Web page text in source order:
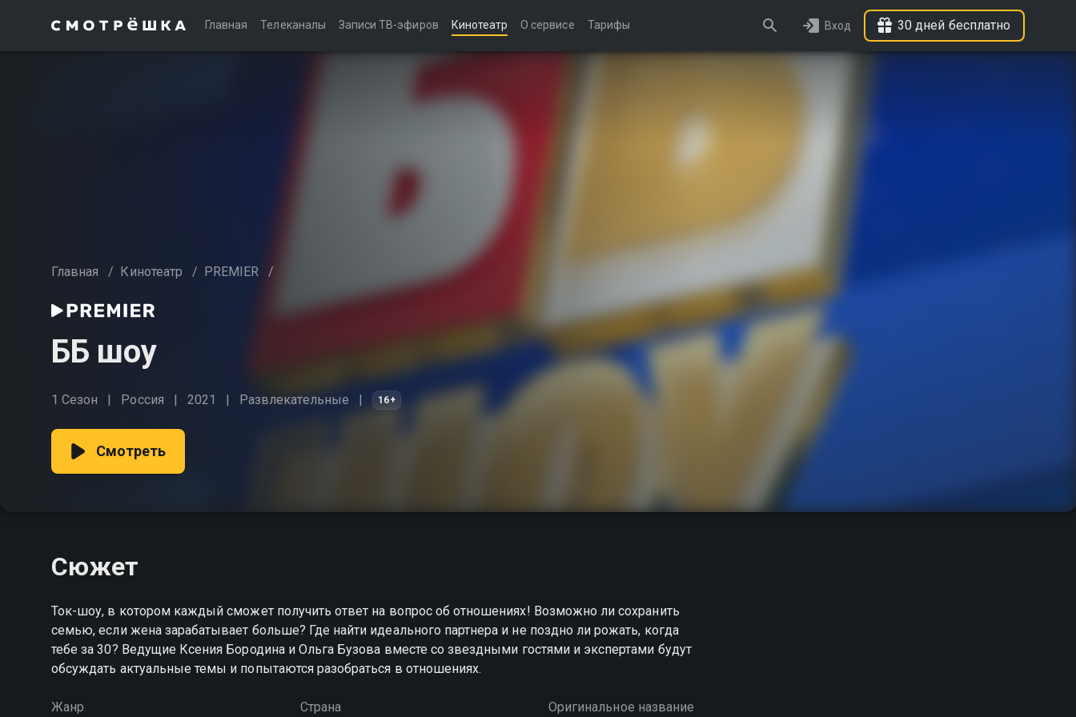
Главная Телеканалы Записи ТВ-эфиров Кинотеатр О сервисе Тарифы Вход 30 дней бесплатно
Главная / Кинотеатр / PREMIER /
ББ шоу
1 Сезон Россия 2021 Развлекательные 16+
Смотреть
Сюжет
Ток-шоу, в котором каждый сможет получить ответ на вопрос об отношениях! Возможно ли сохранить
семью, если жена зарабатывает больше? Где найти идеального партнера и не поздно ли рожать, когда
тебе за 30? Ведущие Ксения Бородина и Ольга Бузова вместе со звездными гостями и экспертами будут
обсуждать актуальные темы и попытаются разобраться в отношениях.
Жанр Страна Оригинальное название